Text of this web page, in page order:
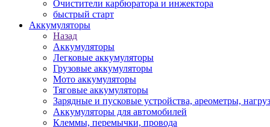
Очистители карбюратора и инжектора
быстрый старт
Аккумуляторы
Назад
Аккумуляторы
Легковые аккумуляторы
Грузовые аккумуляторы
Мото аккумуляторы
Тяговые аккумуляторы
Зарядные и пусковые устройства, ареометры,
Аккумуляторы для автомобилей
Клеммы, перемычки, провода